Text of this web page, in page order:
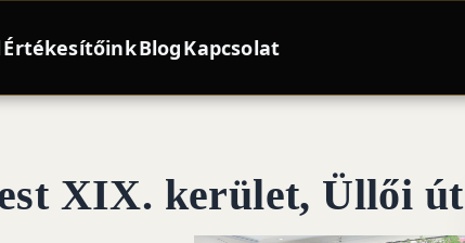
ÉrtékesítőinkBlogKapcsolat
XIX. kerület, Üllői út